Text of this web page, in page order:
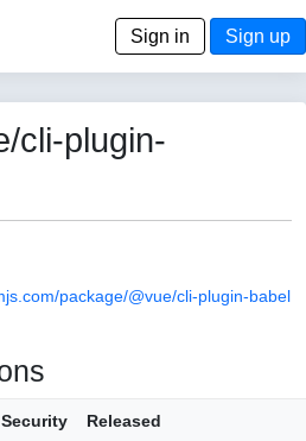
Sign in Sign up
cli-plugin-
package/@vue/cli-plugin-babel
Security Released